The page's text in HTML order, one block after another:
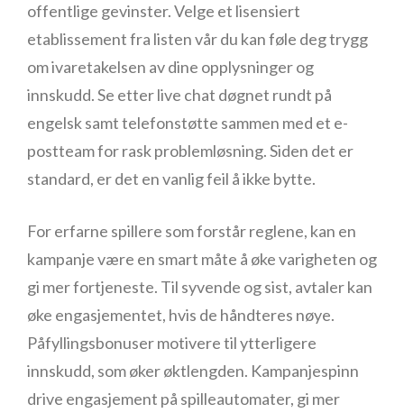
offentlige gevinster. Velge et lisensiert
etablissement fra listen vår du kan føle deg trygg
om ivaretakelsen av dine opplysninger og
innskudd. Se etter live chat døgnet rundt på
engelsk samt telefonstøtte sammen med et e-
postteam for rask problemløsning. Siden det er
standard, er det en vanlig feil å ikke bytte.
For erfarne spillere som forstår reglene, kan en
kampanje være en smart måte å øke varigheten og
gi mer fortjeneste. Til syvende og sist, avtaler kan
øke engasjementet, hvis de håndteres nøye.
Påfyllingsbonuser motivere til ytterligere
innskudd, som øker øktlengden. Kampanjespinn
drive engasjement på spilleautomater, gi mer